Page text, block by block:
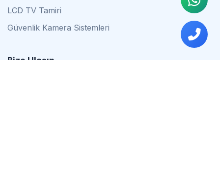
LCD TV Tamiri
Güvenlik Kamera Sistemleri
Bize Ulaşın